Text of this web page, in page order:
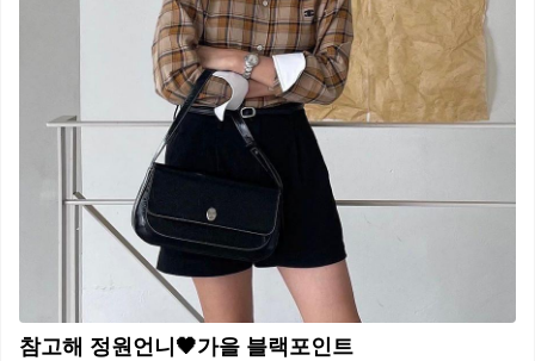
참고해 정원언니🖤가을 블랙포인트